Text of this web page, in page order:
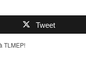
Tweet
TLMEP!